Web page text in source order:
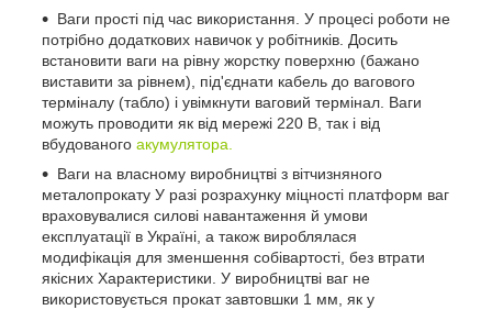
Ваги прості під час використання. У процесі роботи не
потрібно додаткових навичок у робітників. Досить
встановити ваги на рівну жорстку поверхню (бажано
виставити за рівнем), під'єднати кабель до вагового
терміналу (табло) і увімкнути ваговий термінал. Ваги
можуть проводити як від мережі 220 В, так і від
вбудованого акумулятора.
Ваги на власному виробництві з вітчизняного
металопрокату У разі розрахунку міцності платформ ваг
враховувалися силові навантаження й умови
експлуатації в Україні, а також вироблялася
модифікація для зменшення собівартості, без втрати
якісних Характеристики. У виробництві ваг не
використовується прокат завтовшки 1 мм, як у